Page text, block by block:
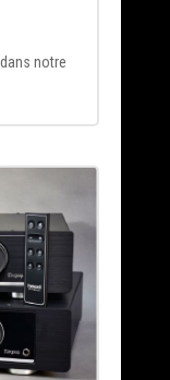
notre